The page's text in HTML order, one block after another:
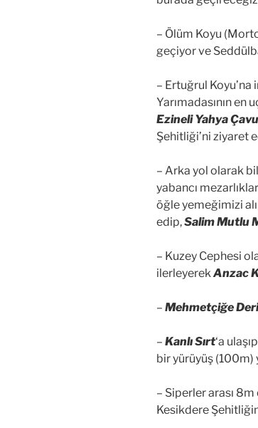
– Ölüm Koyu
geçiyor ve
– Ertuğrul Koyu’na
Yarımadasının en
Ezineli Yahya
Şehitliği’ni ziyaret
– Arka yol olarak
yabancı
öğle yemeğimizi
edip,Salim Mutlu
– Kuzey Cephesi
ilerleyerek Anzac
– Mehmetçiğe
– Kanlı Sırt‘a
bir yürüyüş (100m)
– Siperler arası
Kesikdere